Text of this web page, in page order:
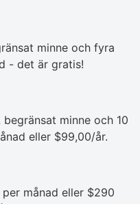
minne och fyra
- det är gratis!
minne och 10
eller $99,00/år.
månad eller $290